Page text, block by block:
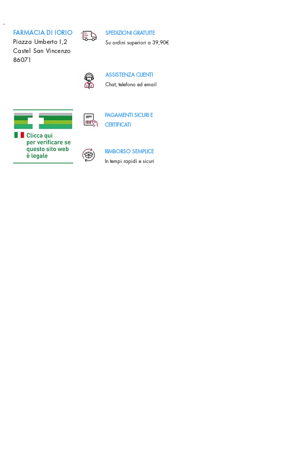
FARMACIA DI IORIO
Piazza Umberto I,2
Castel San Vincenzo
86071
SPEDIZIONI GRATUITE
Su ordini superiori a 39,90€
ASSISTENZA CLIENTI
Chat, telefono ed email
PAGAMENTI SICURI E
CERTIFICATI
RIMBORSO SEMPLICE
In tempi rapidi e sicuri